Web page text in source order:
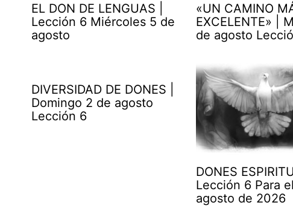
EL DON DE LENGUAS |
Lección 6 Miércoles 5 de
agosto
«UN CAMINO
EXCELENTE» |
de agosto
DIVERSIDAD DE DONES |
Domingo 2 de agosto
Lección 6
DONES
Lección 6 Para
agosto de 2026